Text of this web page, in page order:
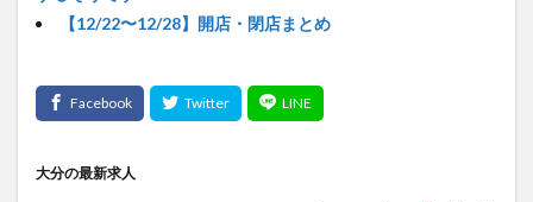
【12/22〜12/28】開店・閉店まとめ
大分の最新求人